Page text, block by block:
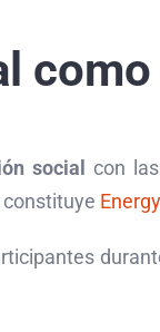
social
con
constituye